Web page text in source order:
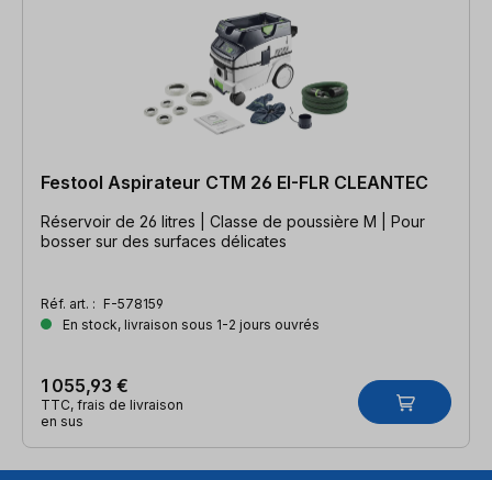
Festool Aspirateur CTM 26 EI-FLR CLEANTEC
Réservoir de 26 litres | Classe de poussière M | Pour
bosser sur des surfaces délicates
Réf. art. : F-578159
En stock, livraison sous 1-2 jours ouvrés
1 055,93 €
TTC, frais de livraison
en sus